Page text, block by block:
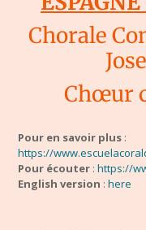
Chorale
Chœur
Pour en savoir plus :
https://
Pour écouter :https://
English version :here